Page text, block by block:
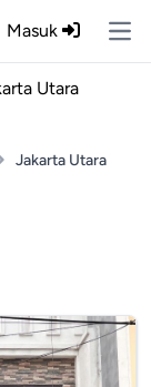
Masuk
Utara
Jakarta Utara